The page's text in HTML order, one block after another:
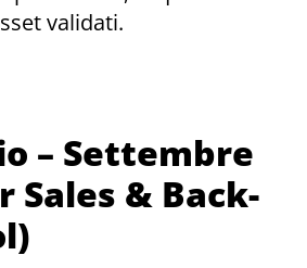
validati.
– Settembre
Sales & Back-